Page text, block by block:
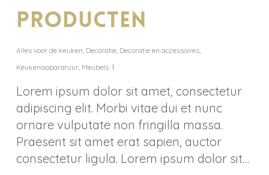
producten
Alles voor de keuken, Decoratie, Decoratie en accessoires,
Keukenapparatuur, Meubels
Lorem ipsum dolor sit amet, consectetur
adipiscing elit. Morbi vitae dui et nunc
ornare vulputate non fringilla massa.
Praesent sit amet erat sapien, auctor
consectetur ligula. Lorem ipsum dolor sit…